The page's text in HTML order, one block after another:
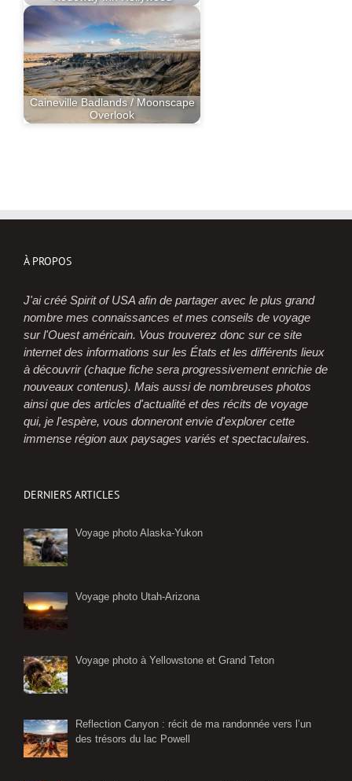
Caineville Badlands / Moonscape
Overlook
À PROPOS
J'ai créé Spirit of USA afin de partager avec le plus grand
nombre mes connaissances et mes conseils de voyage
sur l'Ouest américain. Vous trouverez donc sur ce site
internet des informations sur les États et les différents lieux
à découvrir (chaque fiche sera progressivement enrichie de
nouveaux contenus). Mais aussi de nombreuses photos
ainsi que des articles d'actualité et des récits de voyage
qui, je l'espère, vous donneront envie d'explorer cette
immense région aux paysages variés et spectaculaires.
DERNIERS ARTICLES
Voyage photo Alaska-Yukon
Voyage photo Utah-Arizona
Voyage photo à Yellowstone et Grand Teton
Reflection Canyon : récit de ma randonnée vers l’un
des trésors du lac Powell